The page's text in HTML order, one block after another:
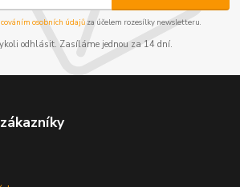
osobních údajůza účelem rozesílky newsletteru.
odhlásit. Zasíláme jednou za 14 dní.